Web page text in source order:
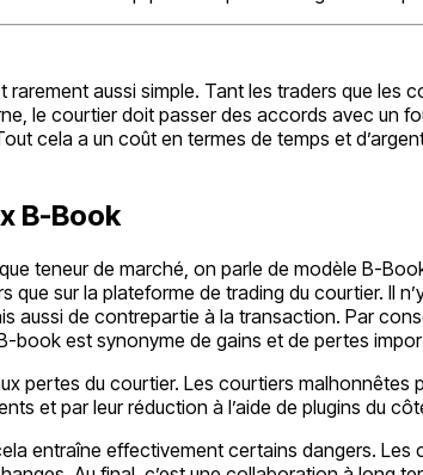
aussi simple. Tant les traders que les
le courtier doit passer des accords avec un
cela a un coût en termes de temps et
B-Book
teneur de marché, on parle de modèle B-
que sur la plateforme de trading du courtier. Il
aussi de contrepartie à la transaction. Par
book est synonyme de gains et de pertes
pertes du courtier. Les courtiers
et par leur réduction à l’aide de plugins du
entraîne effectivement certains dangers.